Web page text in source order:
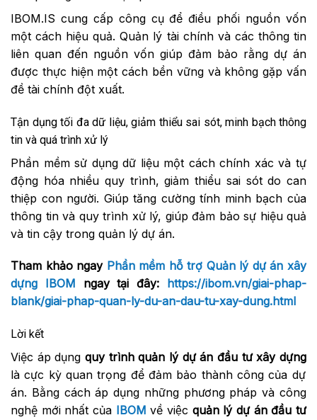
IBOM.IS cung cấp công cụ để điều phối nguồn vốn
một cách hiệu quả. Quản lý tài chính và các thông tin
liên quan đến nguồn vốn giúp đảm bảo rằng dự án
được thực hiện một cách bền vững và không gặp vấn
đề tài chính đột xuất.
Tận dụng tối đa dữ liệu, giảm thiểu sai sót, minh bạch thông
tin và quá trình xử lý
Phần mềm sử dụng dữ liệu một cách chính xác và tự
động hóa nhiều quy trình, giảm thiểu sai sót do can
thiệp con người. Giúp tăng cường tính minh bạch của
thông tin và quy trình xử lý, giúp đảm bảo sự hiệu quả
và tin cậy trong quản lý dự án.
Tham khảo ngayPhần mềm hỗ trợ Quản lý dự án xây
dựng IBOM ngay tại đây: https://ibom.vn/giai-phap-
blank/giai-phap-quan-ly-du-an-dau-tu-xay-dung.html
Lời kết
Việc áp dụng quy trình quản lý dự án đầu tư xây dựng
là cực kỳ quan trọng để đảm bảo thành công của dự
án. Bằng cách áp dụng những phương pháp và công
nghệ mới nhất của IBOM về việc quản lý dự án đầu tư